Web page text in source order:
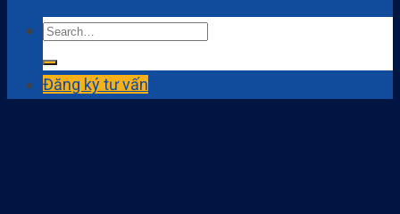
Đăng ký tư vấn